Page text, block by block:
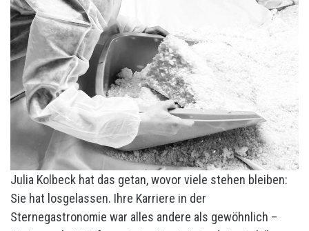
Julia Kolbeck hat das getan, wovor viele stehen bleiben:
Sie hat losgelassen. Ihre Karriere in der
Sternegastronomie war alles andere als gewöhnlich –